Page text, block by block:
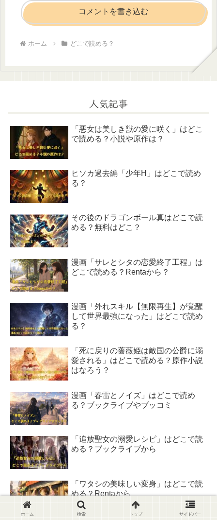
コメントを書き込む
ホーム どこで読める？
人気記事
「悪女は美しき獣の愛に咲く」はどこ
で読める？小説や原作は？
ヒソカ過去編「少年H」はどこで読め
る？
その後のドラゴンボール真はどこで読
める？無料はどこ？
漫画「サレとシタの恋愛終了工程」は
どこで読める？Rentaから？
漫画「外れスキル【無限再生】が覚醒
して世界最強になった」はどこで読め
る？
「死に戻りの薔薇姫は敵国の公爵に溺
愛される」はどこで読める？原作小説
はなろう？
漫画「春雷とノイズ」はどこで読め
る？ブックライブやブッコミ
「追放聖女の溺愛レシピ」はどこで読
める？ブックライブから
「ワタシの美味しい変身」はどこで読
める？Rentaから
ホーム 検索 トップ サイドバー